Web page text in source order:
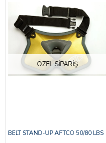
ÖZEL SIPARIŞ
BELT STAND-UP AFTCO 50/80 LBS